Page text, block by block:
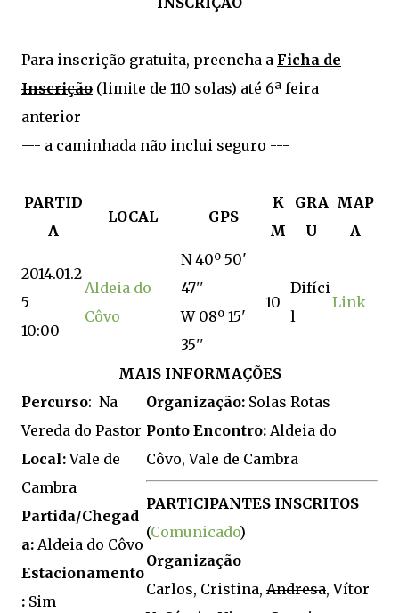
Para inscrição gratuita, preencha a Ficha de
Inscrição (limite de 110 solas) até 6ª feira
anterior
--- a caminhada não inclui seguro ---
PARTID
A
LOCAL GPS
K
M
GRA
U
MAP
A
2014.01.2
5
10:00
Aldeia do
Côvo
N 40º 50'
47''
W 08º 15'
35''
10
Difíci
l
Link
MAIS INFORMAÇÕES
Percurso: Na
Vereda do Pastor
Local:Vale de
Cambra
Partida/Chegad
a: Aldeia do Côvo
Estacionamento
: Sim
Organização: Solas Rotas
Ponto Encontro: Aldeia do
Côvo, Vale de Cambra
PARTICIPANTES INSCRITOS
(Comunicado)
Organização
Carlos, Cristina, Andresa, Vítor